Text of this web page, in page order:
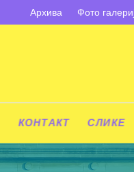
Архива Фото
КОНТАКТ СЛИКЕ